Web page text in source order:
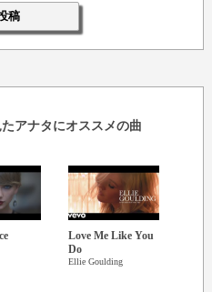
たアナタにオススメの曲
Love Me Like You
Do
Ellie Goulding